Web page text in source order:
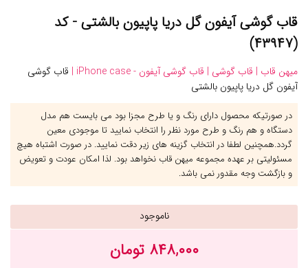
قاب گوشی آیفون گل دریا پاپیون بالشتی - کد
(۴۳۹۴۷)
میهن قاب | قاب گوشی | قاب گوشی آیفون - iPhone case |
قاب گوشی
آیفون گل دریا پاپیون بالشتی
در صورتیکه محصول دارای رنگ و یا طرح مجزا بود می بایست هم مدل
دستگاه و هم رنگ و طرح مورد نظر را انتخاب نمایید تا موجودی معین
گردد.همچنین لطفا در انتخاب گزینه های زیر دقت نمایید. در صورت اشتباه هیچ
مسئولیتی بر عهده مجموعه میهن قاب نخواهد بود. لذا امکان عودت و تعویض
و بازگشت وجه مقدور نمی باشد.
ناموجود
۸۴۸,۰۰۰ تومان